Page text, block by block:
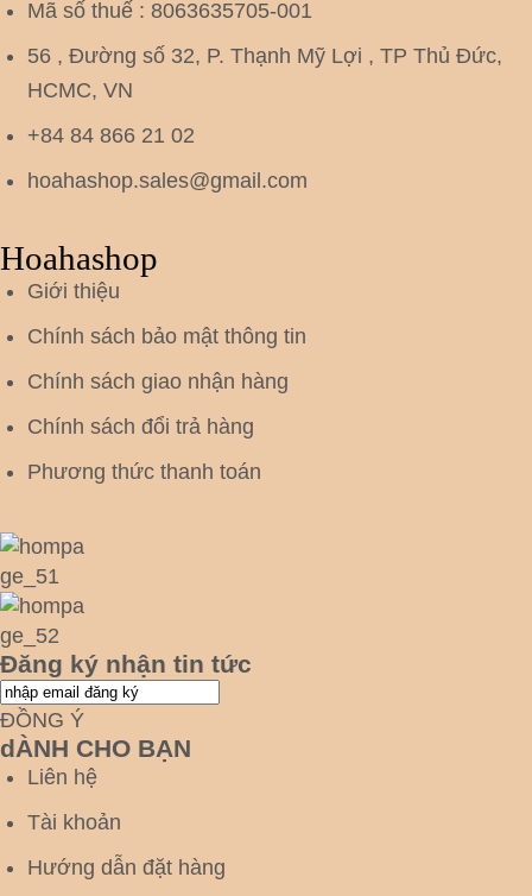
Mã số thuế : 8063635705-001
56 , Đường số 32, P. Thạnh Mỹ Lợi , TP Thủ Đức,
HCMC, VN
+84 84 866 21 02
hoahashop.sales@gmail.com
Hoahashop
Giới thiệu
Chính sách bảo mật thông tin
Chính sách giao nhận hàng
Chính sách đổi trả hàng
Phương thức thanh toán
Đăng ký nhận tin tức
ĐỒNG Ý
dÀNH CHO BẠN
Liên hệ
Tài khoản
Hướng dẫn đặt hàng